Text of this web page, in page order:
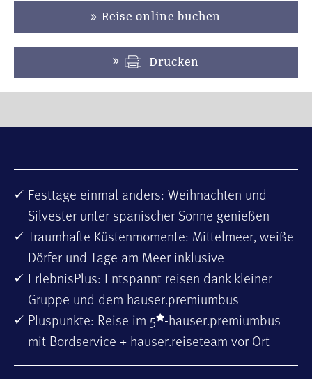
Reise online buchen
Drucken
Festtage einmal anders: Weihnachten und
Silvester unter spanischer Sonne genießen
Traumhafte Küstenmomente: Mittelmeer, weiße
Dörfer und Tage am Meer inklusive
ErlebnisPlus: Entspannt reisen dank kleiner
Gruppe und dem hauser.premiumbus
Pluspunkte: Reise im 5 -hauser.premiumbus
mit Bordservice + hauser.reiseteam vor Ort